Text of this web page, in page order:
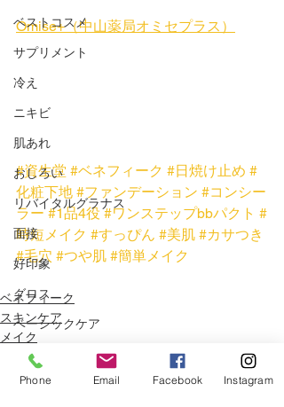
ベストコスメ
サプリメント
冷え
ニキビ
肌あれ
おしろい
リバイタルグラナス
面接
好印象
グロス
ベーシックケア
しわ
記念日
Omise+（中山薬局オミセプラス）
#資生堂 #ベネフィーク #日焼け止め #
化粧下地 #ファンデーション #コンシー
ラー #1品4役 #ワンステップbbパクト #
時短メイク #すっぴん #美肌 #カサつき
#毛穴 #つや肌 #簡単メイク
ベネフィーク
スキンケア
メイク
Phone Email Facebook Instagram